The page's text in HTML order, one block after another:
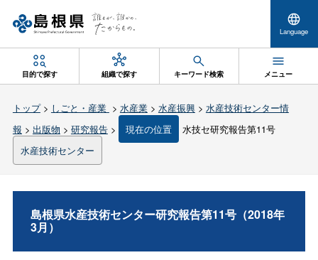
Language
目的で探す 組織で探す キーワード検索 メニュー
トップ> しごと・産業 > 水産業> 水産振興> 水産技術センター情
報 > 出版物 > 研究報告> 現在の位置
水技セ研究報告第11号
水産技術センター
島根県水産技術センター研究報告第11号（2018年
3月）